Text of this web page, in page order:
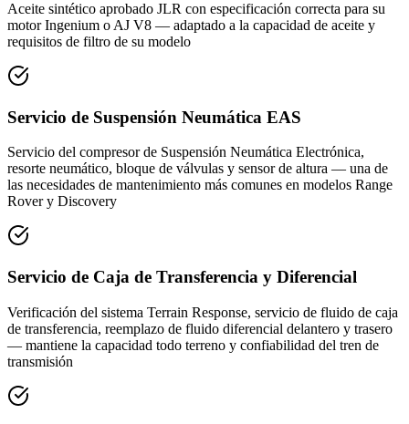
Aceite sintético aprobado JLR con especificación correcta para su
motor Ingenium o AJ V8 — adaptado a la capacidad de aceite y
requisitos de filtro de su modelo
Servicio de Suspensión Neumática EAS
Servicio del compresor de Suspensión Neumática Electrónica,
resorte neumático, bloque de válvulas y sensor de altura — una de
las necesidades de mantenimiento más comunes en modelos Range
Rover y Discovery
Servicio de Caja de Transferencia y Diferencial
Verificación del sistema Terrain Response, servicio de fluido de caja
de transferencia, reemplazo de fluido diferencial delantero y trasero
— mantiene la capacidad todo terreno y confiabilidad del tren de
transmisión